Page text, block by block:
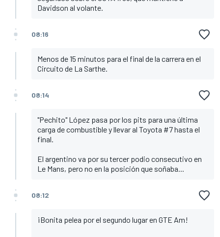
Davidson al volante.
08:16
Menos de 15 minutos para el final de la carrera en el
Circuito de La Sarthe.
08:14
"Pechito" López pasa por los pits para una última
carga de combustible y llevar al Toyota #7 hasta el
final.
El argentino va por su tercer podio consecutivo en
Le Mans, pero no en la posición que soñaba...
08:12
¡Bonita pelea por el segundo lugar en GTE Am!